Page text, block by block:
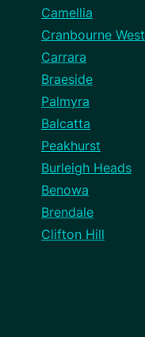
Camellia
Cranbourne West
Carrara
Braeside
Palmyra
Balcatta
Peakhurst
Burleigh Heads
Benowa
Brendale
Clifton Hill